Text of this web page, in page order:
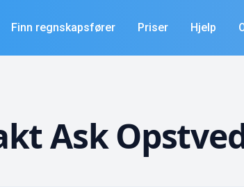
Finn regnskapsfører Priser Hjelp
Ask